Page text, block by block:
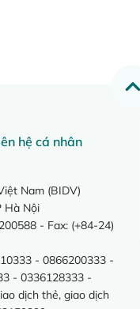
hệ cá nhân
Nam (BIDV)
Hà Nội
- Fax: (+84-24)
- 0866200333 -
- 0336128333 -
dịch thẻ, giao dịch